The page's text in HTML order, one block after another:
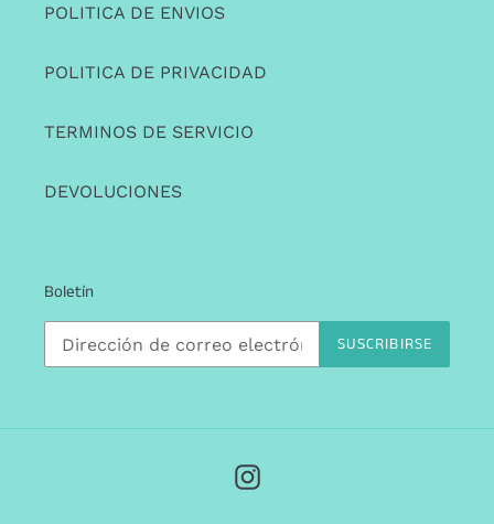
POLITICA DE ENVIOS
POLITICA DE PRIVACIDAD
TERMINOS DE SERVICIO
DEVOLUCIONES
Boletín
SUSCRIBIRSE
Instagram